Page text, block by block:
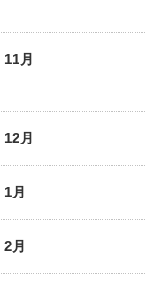
11月
12月
1月
2月